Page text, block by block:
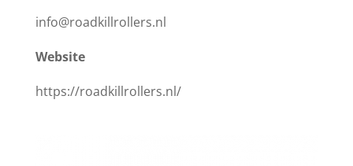
info@roadkillrollers.nl
Website
https://roadkillrollers.nl/